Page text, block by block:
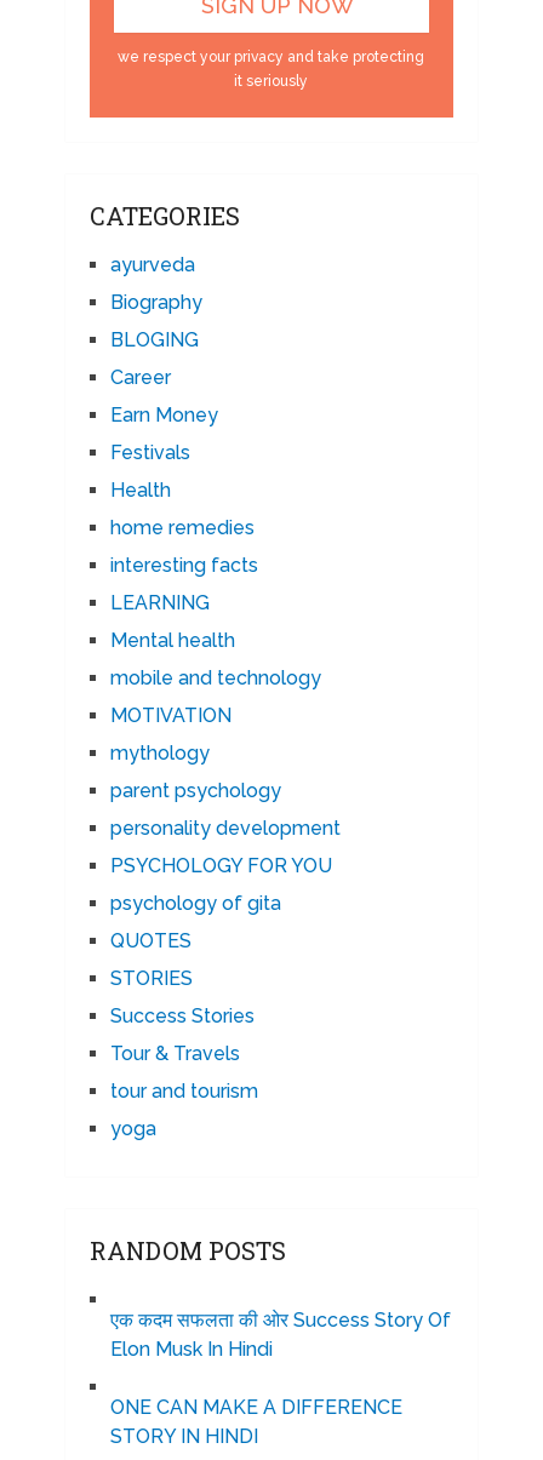
we respect your privacy and take protecting
it seriously
CATEGORIES
ayurveda
Biography
BLOGING
Career
Earn Money
Festivals
Health
home remedies
interesting facts
LEARNING
Mental health
mobile and technology
MOTIVATION
mythology
parent psychology
personality development
PSYCHOLOGY FOR YOU
psychology of gita
QUOTES
STORIES
Success Stories
Tour & Travels
tour and tourism
yoga
RANDOM POSTS
एक कदम सफलता की ओर Success Story Of
Elon Musk In Hindi
ONE CAN MAKE A DIFFERENCE
STORY IN HINDI